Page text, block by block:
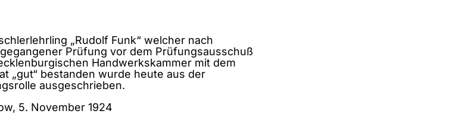
„Rudolf Funk“ welcher nach
Prüfung vor dem Prüfungsausschuß
Handwerkskammer mit dem
„gut“ bestanden wurde heute aus der
ausgeschrieben.
5. November 1924